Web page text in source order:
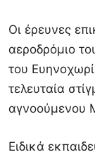
Οι έρευνες
αεροδρόμιο
του
τελευταία
αγνοούμενου
Ειδικά